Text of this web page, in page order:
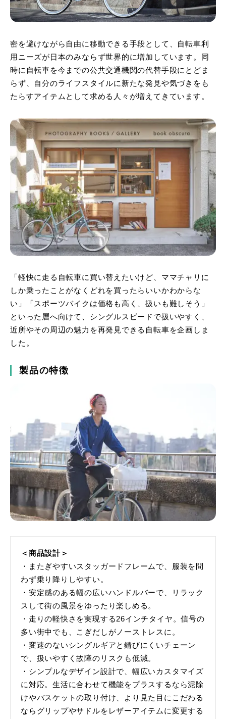
密を避けながら自由に移動できる手段として、自転車利
用ニーズが日本のみならず世界的に増加しています。同
時に自転車を今までの公共交通機関の代替手段にとどま
らず、自分のライフスタイルに新たな発見や気づきをも
たらすアイテムとして求める人々が増えてきています。
「軽快に走る自転車に買い替えたいけど、ママチャリに
しか乗ったことがなくどれを買ったらいいかわからな
い」「スポーツバイクは価格も高く、扱いも難しそう」
といった層へ向けて、シングルスピードで扱いやすく、
近所やその周辺の魅力を再発見できる自転車を企画しま
した。
製品の特徴
＜商品設計＞
・またぎやすいスタッガードフレームで、服装を問
わず乗り降りしやすい。
・安定感のある幅の広いハンドルバーで、リラック
スして街の風景をゆったり楽しめる。
・走りの軽快さを実現する26インチタイヤ。信号の
多い街中でも、こぎだしがノーストレスに。
・変速のないシングルギアと錆びにくいチェーン
で、扱いやすく故障のリスクも低減。
・シンプルなデザイン設計で、幅広いカスタマイズ
に対応。生活に合わせて機能をプラスするなら泥除
けやバスケットの取り付け、より見た目にこだわる
ならグリップやサドルをレザーアイテムに変更する